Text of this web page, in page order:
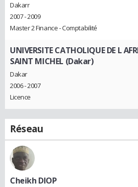
Dakarr
2007 - 2009
Master 2 Finance - Comptabilité
UNIVERSITE CATHOLIQUE DE L
SAINT MICHEL (Dakar)
Dakar
2006 - 2007
Licence
Réseau
Cheikh DIOP